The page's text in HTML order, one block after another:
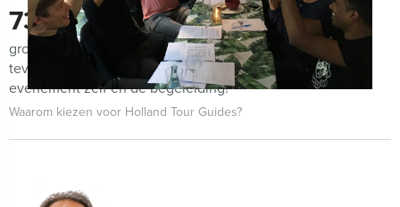
730
groepen lieten ons de afgelopen maanden weten zeer
tevreden te zijn met de organisatie van het uitje, het
evenement zelf én de begeleiding!
Waarom kiezen voor Holland Tour Guides?